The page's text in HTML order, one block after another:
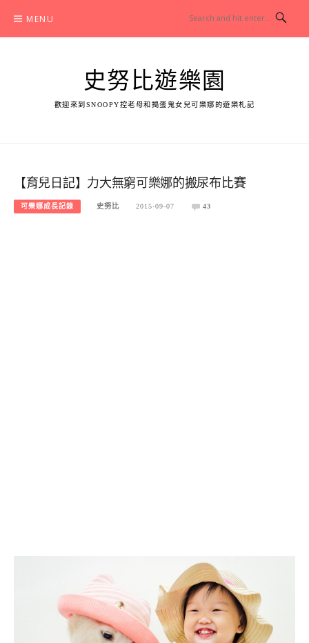
content
MENU
史努比遊樂園
歡迎來到SNOOPY控老母和搗蛋鬼女兒可樂娜的遊樂札記
【育兒日記】力大無窮可樂娜的搬尿布比賽
可樂娜成長記錄 史努比 2015-09-07 43